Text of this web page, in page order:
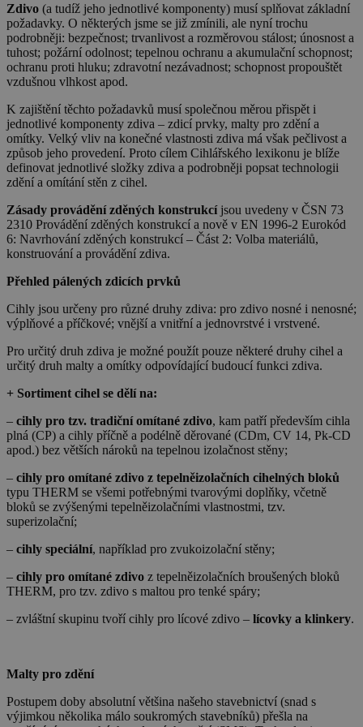
Zdivo (a tudíž jeho jednotlivé komponenty) musí splňovat základní
požadavky. O některých jsme se již zmínili, ale nyní trochu
podrobněji: bezpečnost; trvanlivost a rozměrovou stálost; únosnost a
tuhost; požární odolnost; tepelnou ochranu a akumulační schopnost;
ochranu proti hluku; zdravotní nezávadnost; schopnost propouštět
vzdušnou vlhkost apod.
K zajištění těchto požadavků musí společnou měrou přispět i
jednotlivé komponenty zdiva – zdicí prvky, malty pro zdění a
omítky. Velký vliv na konečné vlastnosti zdiva má však pečlivost a
způsob jeho provedení. Proto cílem Cihlářského lexikonu je blíže
definovat jednotlivé složky zdiva a podrobněji popsat technologii
zdění a omítání stěn z cihel.
Zásady provádění zděných konstrukcíjsou uvedeny v ČSN 73
2310 Provádění zděných konstrukcí a nově v EN 1996-2 Eurokód
6: Navrhování zděných konstrukcí – Část 2: Volba materiálů,
konstruování a provádění zdiva.
Přehled pálených zdicích prvků
Cihly jsou určeny pro různé druhy zdiva: pro zdivo nosné i nenosné;
výplňové a příčkové; vnější a vnitřní a jednovrstvé i vrstvené.
Pro určitý druh zdiva je možné použít pouze některé druhy cihel a
určitý druh malty a omítky odpovídající budoucí funkci zdiva.
+ Sortiment cihel se dělí na:
– cihly pro tzv. tradiční omítané zdivo, kam patří především cihla
plná (CP) a cihly příčně a podélně děrované (CDm, CV 14, Pk-CD
apod.) bez větších nároků na tepelnou izolačnost stěny;
– cihly pro omítané zdivo z tepelněizolačních cihelných bloků
typu THERM se všemi potřebnými tvarovými doplňky, včetně
bloků se zvýšenými tepelněizolačními vlastnostmi, tzv.
superizolační;
– cihly speciální, například pro zvukoizolační stěny;
– cihly pro omítané zdivo z tepelněizolačních broušených bloků
THERM, pro tzv. zdivo s maltou pro tenké spáry;
– zvláštní skupinu tvoří cihly pro lícové zdivo – lícovky a klinkery.
Malty pro zdění
Postupem doby absolutní většina našeho stavebnictví (snad s
výjimkou několika málo soukromých stavebníků) přešla na